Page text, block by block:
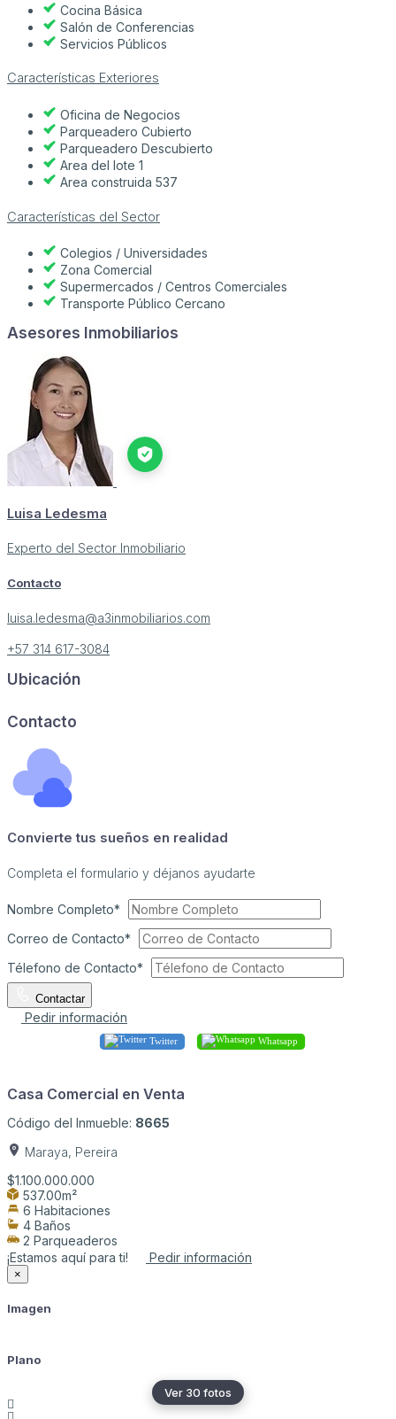
Ver 30 fotos
Cocina Básica
Salón de Conferencias
Servicios Públicos
Características Exteriores
Oficina de Negocios
Parqueadero Cubierto
Parqueadero Descubierto
Area del lote 1
Area construida 537
Características del Sector
Colegios / Universidades
Zona Comercial
Supermercados / Centros Comerciales
Transporte Público Cercano
Asesores Inmobiliarios
Luisa Ledesma
Experto del Sector Inmobiliario
Contacto
luisa.ledesma@a3inmobiliarios.com
+57 314 617-3084
Ubicación
Contacto
Convierte tus sueños en realidad
Completa el formulario y déjanos ayudarte
Nombre Completo*
Correo de Contacto*
Télefono de Contacto*
Contactar
Pedir información
Twitter Whatsapp
Casa Comercial en Venta
Código del Inmueble: 8665
Maraya, Pereira
$1.100.000.000
537.00m²
6 Habitaciones
4 Baños
2 Parqueaderos
¡Estamos aquí para ti!
Pedir información
×
Imagen
Plano